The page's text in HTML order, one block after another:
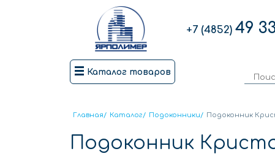
+7 (4852) 49
Каталог товаров
Главная/ Каталог/ Подоконники/ Подоконник
Подоконник